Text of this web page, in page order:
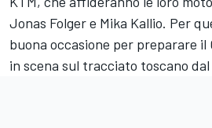
Jonas Folger e Mika Kallio. Per
buona occasione per preparare il
in scena sul tracciato toscano dal